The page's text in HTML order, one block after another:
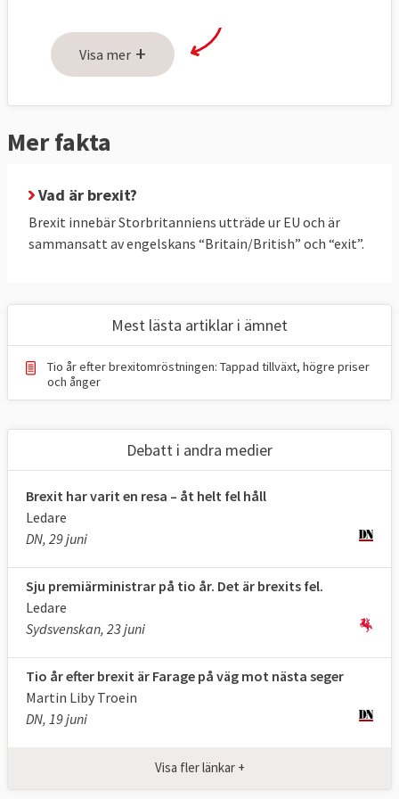
PROBLEMET – Vad ska lösas?
Brexit har gett upphov till många praktiska
och principiella frågor, här är några:
Storbritannien och vilka rättigheter ska
brexit?
2. Hur ska man reglera det brittiska EU-
utträdet ekonomiskt?
landet Irland och brittiska Nordirland vara?
4. Vad ska EU och Storbritannien ha för
ekonomiska och politiska relationer efter
brexit?
13 FRÅGOR OCH SVAR
1. Vad vill EU med brexit?
EU-sidan har först och främst velat reda ut
konsekvenserna för invånare och företag.
Man pratar om att få ett “ordnat utträde”. I
maj 2017
förhandlingarna.
Om övriga EU-länder fick välja så ser de
helst att Storbritannien stannar kvar i EU
men det är upp till varje enskilt land att
lämna EU om det så önskar.
2. Vad vill Storbritannien med brexit?
Visa mer +
Mer fakta
Vad är brexit?
Brexit innebär Storbritanniens utträde ur EU och är
sammansatt av engelskans “Britain/British” och “exit”.
Mest lästa artiklar i ämnet
Tio år efter brexitomröstningen: Tappad tillväxt, högre priser
och ånger
Debatt i andra medier
Brexit har varit en resa – åt helt fel håll
Ledare
DN, 29 juni
Sju premiärministrar på tio år. Det är brexits fel.
Ledare
Sydsvenskan, 23 juni
Tio år efter brexit är Farage på väg mot nästa seger
Martin Liby Troein
DN, 19 juni
Visa fler länkar +